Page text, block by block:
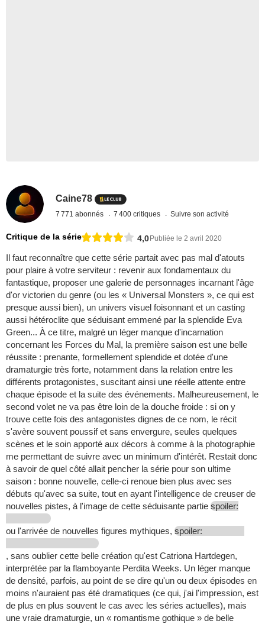
Caine78
7 771 abonnés 7 400 critiques Suivre son activité
Critique de la série 4,0 Publiée le 2 avril 2020
Il faut reconnaître que cette série partait avec pas mal d'atouts
pour plaire à votre serviteur : revenir aux fondamentaux du
fantastique, proposer une galerie de personnages incarnant l'âge
d'or victorien du genre (ou les « Universal Monsters », ce qui est
presque aussi bien), un univers visuel foisonnant et un casting
aussi hétéroclite que séduisant emmené par la splendide Eva
Green... À ce titre, malgré un léger manque d'incarnation
concernant les Forces du Mal, la première saison est une belle
réussite : prenante, formellement splendide et dotée d'une
dramaturgie très forte, notamment dans la relation entre les
différents protagonistes, suscitant ainsi une réelle attente entre
chaque épisode et la suite des événements. Malheureusement, le
second volet ne va pas être loin de la douche froide : si on y
trouve cette fois des antagonistes dignes de ce nom, le récit
s'avère souvent poussif et sans envergure, seules quelques
scènes et le soin apporté aux décors à comme à la photographie
me permettant de suivre avec un minimum d'intérêt. Restait donc
à savoir de quel côté allait pencher la série pour son ultime
saison : bonne nouvelle, celle-ci renoue bien plus avec ses
débuts qu'avec sa suite, tout en ayant l'intelligence de creuser de
nouvelles pistes, à l'image de cette séduisante partie spoiler:
ou l'arrivée de nouvelles figures mythiques, spoiler:
, sans oublier cette belle création qu'est Catriona Hartdegen,
interprétée par la flamboyante Perdita Weeks. Un léger manque
de densité, parfois, au point de se dire qu'un ou deux épisodes en
moins n'auraient pas été dramatiques (ce qui, j'ai l'impression, est
de plus en plus souvent le cas avec les séries actuelles), mais
une vraie dramaturgie, un « romantisme gothique » de belle